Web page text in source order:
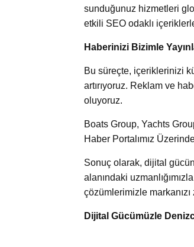
sunduğunuz hizmetleri
etkili SEO odaklı
Haberinizi Bizimle
Bu süreçte, içeriklerinizi
artırıyoruz. Reklam ve
oluyoruz.
Boats Group, Yachts
Haber Portalımız
Sonuç olarak, dijital
alanındaki
çözümlerimizle markanızı
Dijital Gücümüzle